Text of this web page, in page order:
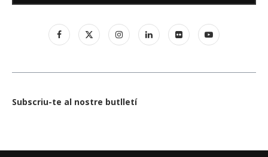
Subscriu-te al nostre butlletí